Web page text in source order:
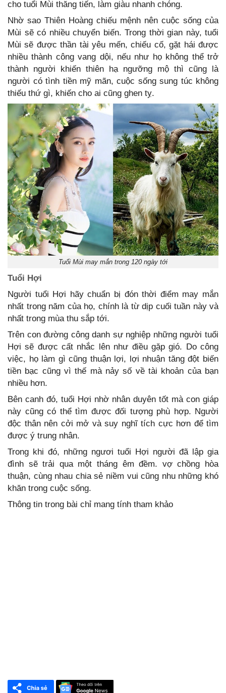
cho tuổi Mùi thăng tiến, làm giàu nhanh chóng.
Nhờ sao Thiên Hoàng chiếu mệnh nên cuộc sống của
Mùi sẽ có nhiều chuyển biến. Trong thời gian này, tuổi
Mùi sẽ được thần tài yêu mến, chiếu cố, gặt hái được
nhiều thành công vang dội, nếu như họ không thể trở
thành người khiến thiên hạ ngưỡng mộ thì cũng là
người có tình tiền mỹ mãn, cuộc sống sung túc không
thiếu thứ gì, khiến cho ai cũng ghen tỵ.
Tuổi Mùi may mắn trong 120 ngày tới
Tuổi Hợi
Người tuổi Hợi hãy chuẩn bị đón thời điểm may mắn
nhất trong năm của họ, chính là từ dịp cuối tuần này và
nhất trong mùa thu sắp tới.
Trên con đường công danh sự nghiệp những người tuổi
Hợi sẽ được cất nhắc lên như điều gặp gió. Do công
việc, họ làm gì cũng thuận lợi, lợi nhuận tăng đột biến
tiền bạc cũng vì thế mà nảy số về tài khoản của bạn
nhiều hơn.
Bên canh đó, tuổi Hợi nhờ nhân duyên tốt mà con giáp
này cũng có thể tìm được đối tượng phù hợp. Người
độc thân nên cởi mở và suy nghĩ tích cực hơn để tìm
được ý trung nhân.
Trong khi đó, những ngươi tuổi Hợi người đã lập gia
đình sẽ trải qua một tháng êm đềm. vợ chồng hòa
thuận, cùng nhau chia sẻ niềm vui cũng nhu những khó
khăn trong cuộc sống.
Thông tin trong bài chỉ mang tính tham khảo